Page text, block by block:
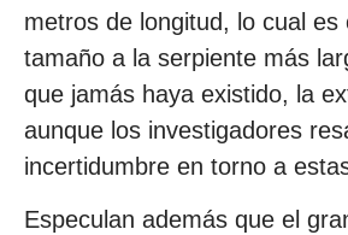
metros de longitud, lo cual es
tamaño a la serpiente más
que jamás haya existido, la
aunque los investigadores
incertidumbre en torno a
Especulan además que el